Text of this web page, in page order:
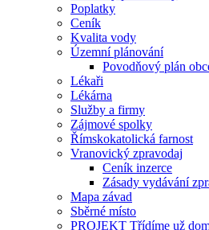
Poplatky
Ceník
Kvalita vody
Územní plánování
Povodňový plán
Lékaři
Lékárna
Služby a firmy
Zájmové spolky
Římskokatolická farnost
Vranovický zpravodaj
Ceník inzerce
Zásady vydávání
Mapa závad
Sběrné místo
PROJEKT Třídíme už